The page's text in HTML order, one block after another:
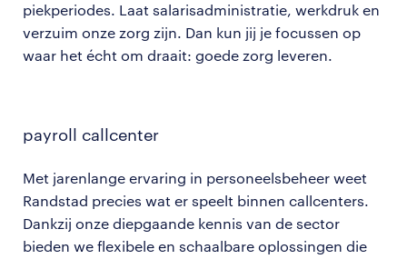
piekperiodes. Laat salarisadministratie, werkdruk en
verzuim onze zorg zijn. Dan kun jij je focussen op
waar het écht om draait: goede zorg leveren.
payroll callcenter
Met jarenlange ervaring in personeelsbeheer weet
Randstad precies wat er speelt binnen callcenters.
Dankzij onze diepgaande kennis van de sector
bieden we flexibele en schaalbare oplossingen die